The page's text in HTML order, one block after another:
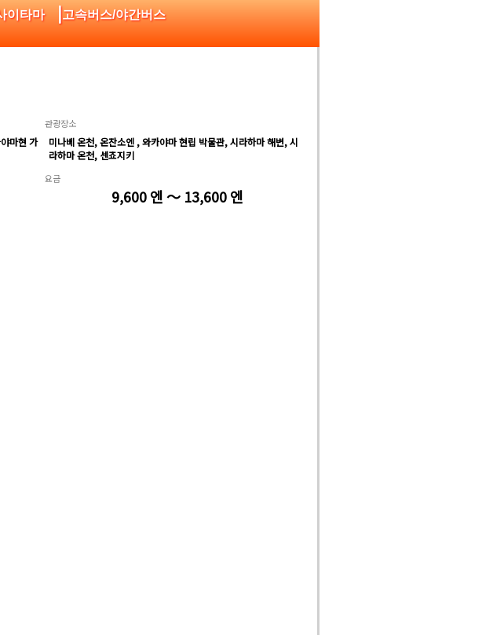
이타마 |고속버스/야간버스
마현 가
관광장소
미나베 온천, 온잔소엔 , 와카야마 현립 박물관, 시라하마 해변, 시
라하마 온천, 센죠지키
요금
9,600 엔 ～ 13,600 엔